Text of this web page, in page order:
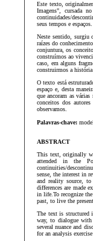
Este texto,
Imagens", cursada
continuidades/
seus tempos e espaços.
Neste sentido, surgiu
raízes do
conjuntura, os
construímos ao
caso, em alguns
construirmos a
O texto está
espaço e, desta
que ancoram as
conceitos dos
observamos.
Palavras-chave:
ABSTRACT
This text, originally
attended in the
continuities/
sense, the interest in
and reality source,
differences are made
in life.To recognize
past, to live the
The text is structured
way, to dialogue with
several nuance and
for an analysis